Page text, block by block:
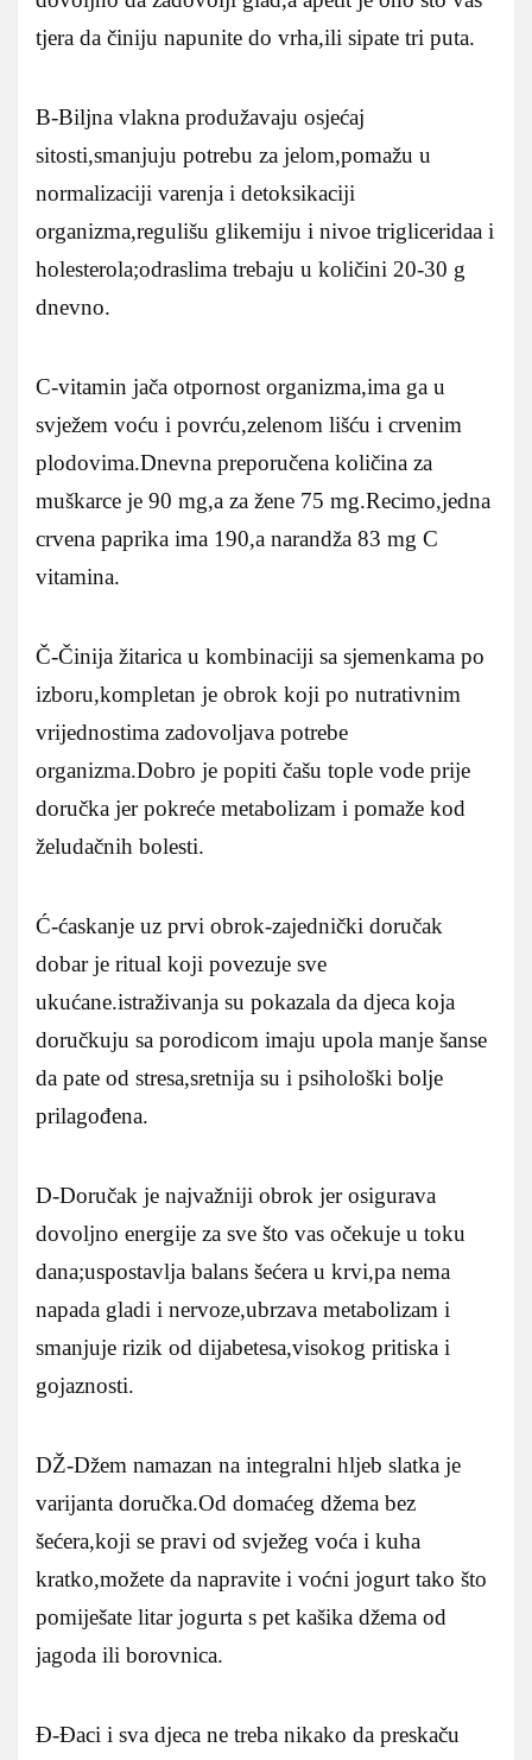
tjera da činiju napunite do vrha,ili sipate tri puta.
B-Biljna vlakna produžavaju osjećaj
sitosti,smanjuju potrebu za jelom,pomažu u
normalizaciji varenja i detoksikaciji
organizma,regulišu glikemiju i nivoe trigliceridaa i
holesterola;odraslima trebaju u količini 20-30 g
dnevno.
C-vitamin jača otpornost organizma,ima ga u
svježem voću i povrću,zelenom lišću i crvenim
plodovima.Dnevna preporučena količina za
muškarce je 90 mg,a za žene 75 mg.Recimo,jedna
crvena paprika ima 190,a narandža 83 mg C
vitamina.
Č-Činija žitarica u kombinaciji sa sjemenkama po
izboru,kompletan je obrok koji po nutrativnim
vrijednostima zadovoljava potrebe
organizma.Dobro je popiti čašu tople vode prije
doručka jer pokreće metabolizam i pomaže kod
želudačnih bolesti.
Ć-ćaskanje uz prvi obrok-zajednički doručak
dobar je ritual koji povezuje sve
ukućane.istraživanja su pokazala da djeca koja
doručkuju sa porodicom imaju upola manje šanse
da pate od stresa,sretnija su i psihološki bolje
prilagođena.
D-Doručak je najvažniji obrok jer osigurava
dovoljno energije za sve što vas očekuje u toku
dana;uspostavlja balans šećera u krvi,pa nema
napada gladi i nervoze,ubrzava metabolizam i
smanjuje rizik od dijabetesa,visokog pritiska i
gojaznosti.
DŽ-Džem namazan na integralni hljeb slatka je
varijanta doručka.Od domaćeg džema bez
šećera,koji se pravi od svježeg voća i kuha
kratko,možete da napravite i voćni jogurt tako što
pomiješate litar jogurta s pet kašika džema od
jagoda ili borovnica.
Đ-Đaci i sva djeca ne treba nikako da preskaču